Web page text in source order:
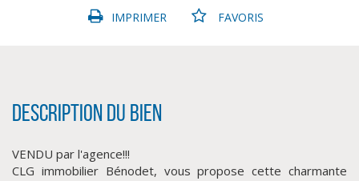
IMPRIMER FAVORIS
Description du bien
VENDU par l'agence!!!
CLG immobilier Bénodet, vous propose cette charmante